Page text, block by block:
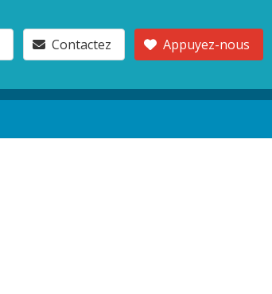
Contactez Appuyez-nous